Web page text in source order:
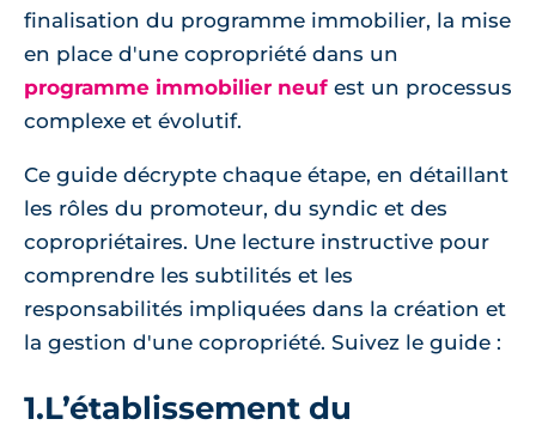
finalisation du programme immobilier, la mise
en place d'une copropriété dans un
programme immobilier neuf est un processus
complexe et évolutif.
Ce guide décrypte chaque étape, en détaillant
les rôles du promoteur, du syndic et des
copropriétaires. Une lecture instructive pour
comprendre les subtilités et les
responsabilités impliquées dans la création et
la gestion d'une copropriété. Suivez le guide :
1.L’établissement du